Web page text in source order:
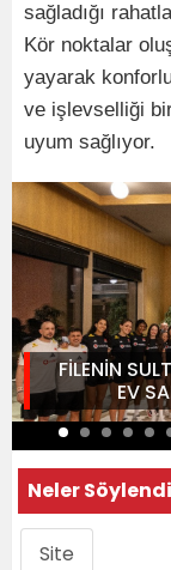
sağladığı
Kör noktalar
yayarak
ve işlevselliği
uyum sağlıyor.
FİLENİN
EV
Neler
Site